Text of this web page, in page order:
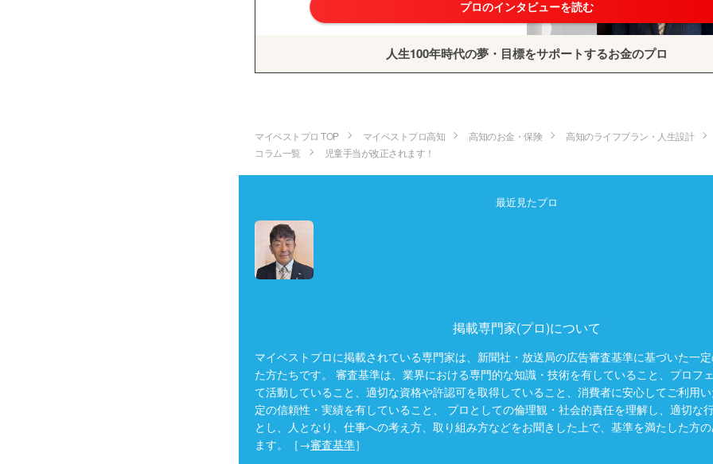
プロのインタビューを読む
人生100年時代の夢・目標をサポートするお金のプロ
マイベストプロ TOP マイベストプロ高知 高知のお金・保険 高知のライフプラン・人生設計
コラム一覧
児童手当が改正されます！
最近見たプロ
掲載専門家(プロ)について
マイベストプロに掲載されている専門家は、新聞社・放送局の広告審査基準に基づいた一
た方たちです。 審査基準は、業界における専門的な知識・技術を有していること、プロフ
て活動していること、適切な資格や許認可を取得していること、消費者に安心してご利用
定の信頼性・実績を有していること、 プロとしての倫理観・社会的責任を理解し、適切な
とし、人となり、仕事への考え方、取り組み方などをお聞きした上で、基準を満たした方
ます。［→審査基準］